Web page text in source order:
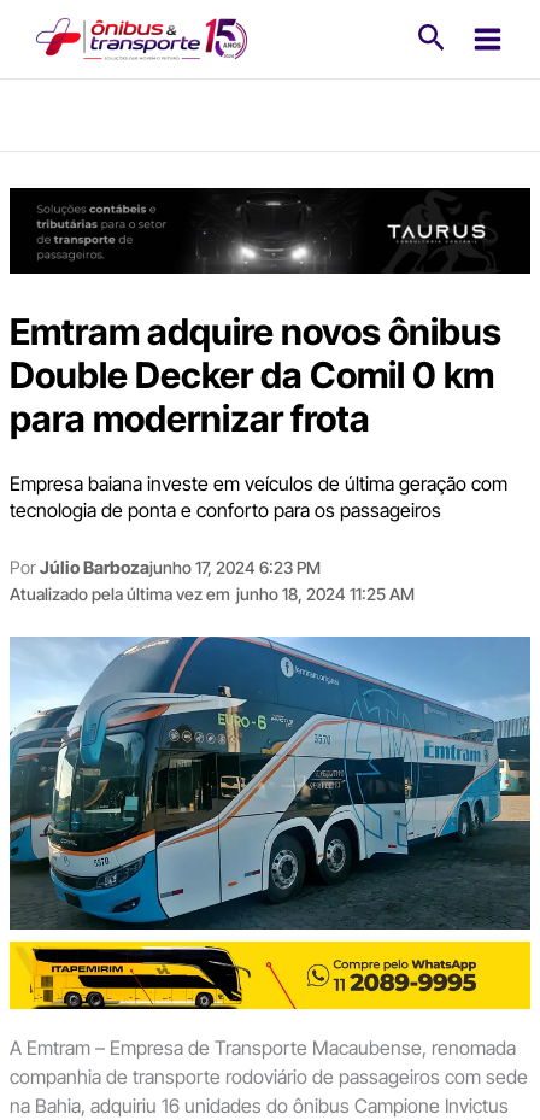
Emtram adquire novos ônibus
Double Decker da Comil 0 km
para modernizar frota
Empresa baiana investe em veículos de última geração com
tecnologia de ponta e conforto para os passageiros
PorJúlio Barbozajunho 17, 2024 6:23 PM
Atualizado pela última vez em junho 18, 2024 11:25 AM
A Emtram – Empresa de Transporte Macaubense, renomada
companhia de transporte rodoviário de passageiros com sede
na Bahia, adquiriu 16 unidades do ônibus Campione Invictus